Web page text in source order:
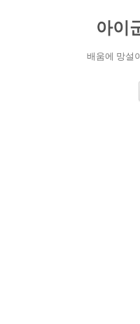
아이
배움에 망설